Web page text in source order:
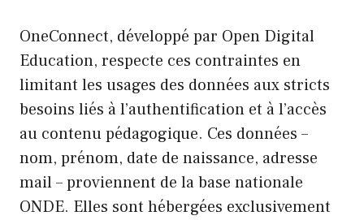
OneConnect, développé par Open Digital
Education, respecte ces contraintes en
limitant les usages des données aux stricts
besoins liés à l’authentification et à l’accès
au contenu pédagogique. Ces données –
nom, prénom, date de naissance, adresse
mail – proviennent de la base nationale
ONDE. Elles sont hébergées exclusivement